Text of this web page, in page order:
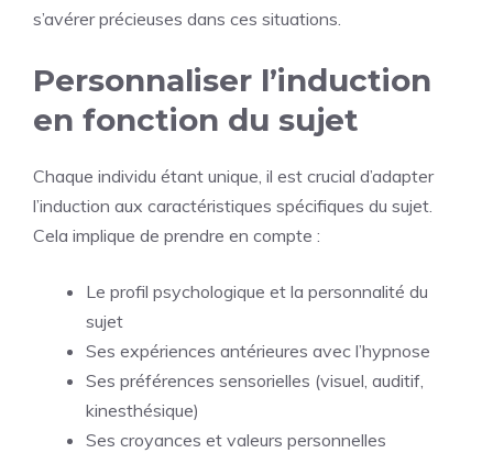
s’avérer précieuses dans ces situations.
Personnaliser l’induction
en fonction du sujet
Chaque individu étant unique, il est crucial d’adapter
l’induction aux caractéristiques spécifiques du sujet.
Cela implique de prendre en compte :
Le profil psychologique et la personnalité du
sujet
Ses expériences antérieures avec l’hypnose
Ses préférences sensorielles (visuel, auditif,
kinesthésique)
Ses croyances et valeurs personnelles